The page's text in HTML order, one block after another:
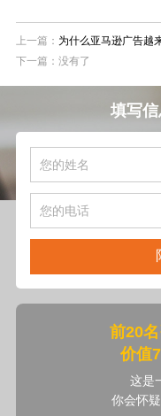
上一篇： 为什么亚马逊广告越
下一篇：没有了
填写
前20
价值
这是
你会怀